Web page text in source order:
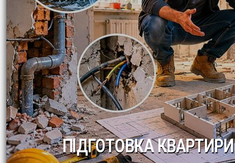
ПІДГОТОВКА